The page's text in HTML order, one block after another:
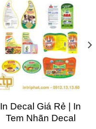
In Decal Giá Rẻ | In
Tem Nhãn Decal